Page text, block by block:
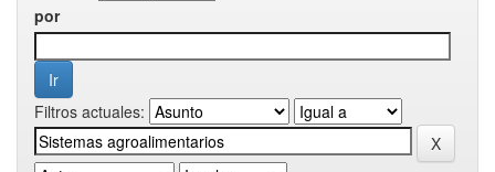
por
Filtros actuales: